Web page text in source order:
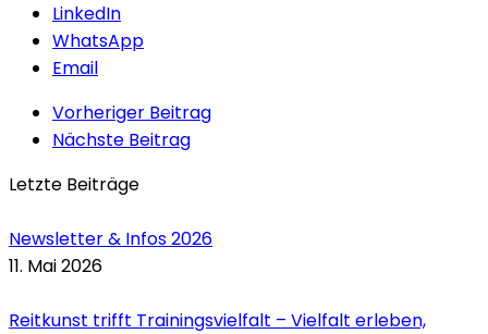
LinkedIn
WhatsApp
Email
Vorheriger Beitrag
Nächste Beitrag
Letzte Beiträge
Newsletter & Infos 2026
11. Mai 2026
Reitkunst trifft Trainingsvielfalt – Vielfalt erleben,